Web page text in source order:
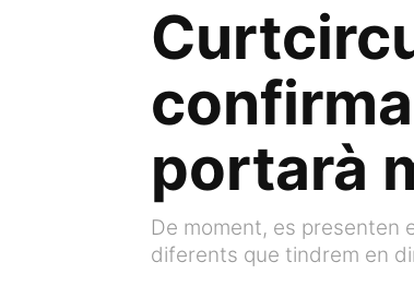
portarà
De moment, es
diferents que tindrem en